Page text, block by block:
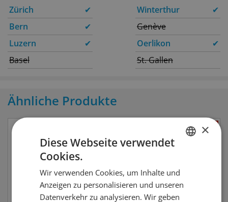
Zürich
✔
Bern
✔
Luzern
✔
Basel
Winterthur
✔
Genève
Oerlikon
✔
St. Gallen
Ähnliche Produkte
FRENCH
×
Diese Webseite verwendet
Cookies.
Wir verwenden Cookies, um Inhalte und
Anzeigen zu personalisieren und unseren
Datenverkehr zu analysieren. Wir geben